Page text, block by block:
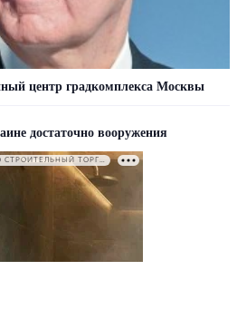
центр градкомплекса Москвы
достаточно вооружения
РЕКЛАМА • ООО СТРОИТЕЛЬНЫЙ ТОРГОВЫЙ ДОМ «ПЕТРОВИЧ». ИНН: 7802348846